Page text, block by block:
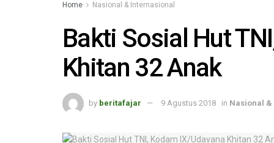
Home Nasional & Internasional
Bakti Sosial Hut
Khitan 32 Anak
by beritafajar 9 Agustus 2018 in Nasional